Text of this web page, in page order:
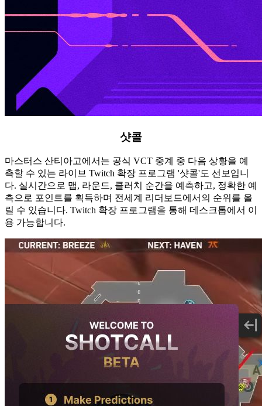
샷콜
마스터스 산티아고에서는 공식 VCT 중계 중 다음 상황을 예
측할 수 있는 라이브 Twitch 확장 프로그램 '샷콜'도 선보입니
다. 실시간으로 맵, 라운드, 클러치 순간을 예측하고, 정확한 예
측으로 포인트를 획득하며 전세계 리더보드에서의 순위를 올
릴 수 있습니다. Twitch 확장 프로그램을 통해 데스크톱에서 이
용 가능합니다.